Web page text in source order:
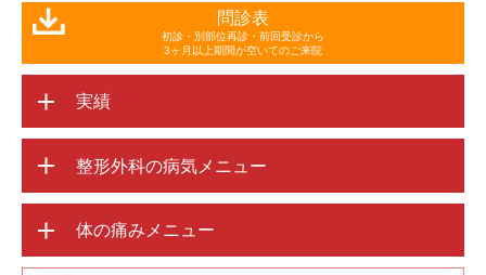
問診表
初診・別部位再診・前回受診から
3ヶ月以上期間が空いてのご来院
実績
整形外科の病気メニュー
体の痛みメニュー